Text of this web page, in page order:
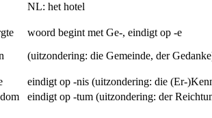
NL: het hotel
woord begint met Ge-, eindigt op -e
(uitzondering: die Gemeinde, der
eindigt op -nis (uitzondering: die (Er-
eindigt op -tum (uitzondering: der